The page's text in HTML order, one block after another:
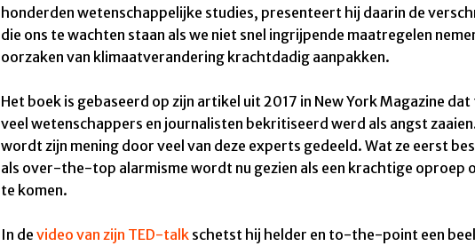
honderden wetenschappelijke studies, presenteert hij daarin de
die ons te wachten staan als we niet snel ingrijpende maatregelen
oorzaken van klimaatverandering krachtdadig aanpakken.
Het boek is gebaseerd op zijn artikel uit 2017 in New York Magazine
veel wetenschappers en journalisten bekritiseerd werd als angst
wordt zijn mening door veel van deze experts gedeeld. Wat ze eerst
als over-the-top alarmisme wordt nu gezien als een krachtige oproep
te komen.
In de video van zijn TED-talk schetst hij helder en to-the-point een